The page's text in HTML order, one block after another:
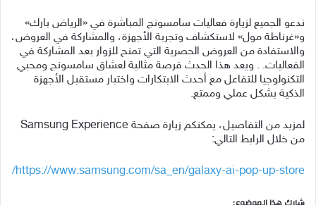
ندعو الجميع لزيارة فعاليات سامسونج المباشرة في «الرياض بارك»
و«غرناطة مول» لاستكشاف وتجربة الأجهزة، والمشاركة في العروض،
والاستفادة من العروض الحصرية التي تمنح للزوار بعد المشاركة في
الفعاليات. . ويعد هذا الحدث فرصة مثالية لعشاق سامسونج ومحبي
التكنولوجيا للتفاعل مع أحدث الابتكارات واختبار مستقبل الأجهزة
الذكية بشكل عملي وممتع.
لمزيد من التفاصيل، يمكنكم زيارة صفحة Samsung Experience
من خلال الرابط التالي:
https://www.samsung.com/sa_en/galaxy-ai-pop-up-store/